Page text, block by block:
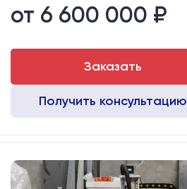
от 6 600 000 ₽
Заказать
Получить консультацию